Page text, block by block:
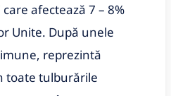
afectează 7 – 8%
Unite. După unele
reprezintă
toate tulburările